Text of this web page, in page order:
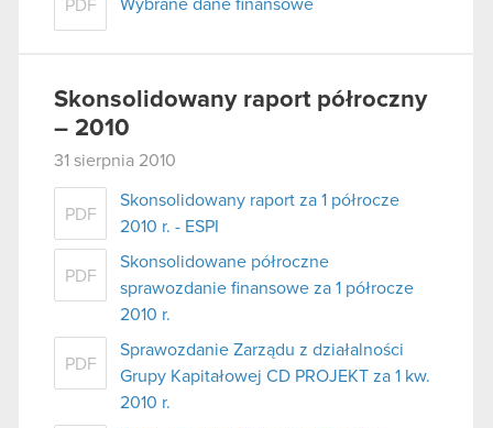
PDF Wybrane dane finansowe
Skonsolidowany raport półroczny
– 2010
31 sierpnia 2010
PDF
Skonsolidowany raport za 1 półrocze
2010 r. - ESPI
PDF
Skonsolidowane półroczne
sprawozdanie finansowe za 1 półrocze
2010 r.
PDF
Sprawozdanie Zarządu z działalności
Grupy Kapitałowej CD PROJEKT za 1 kw.
2010 r.